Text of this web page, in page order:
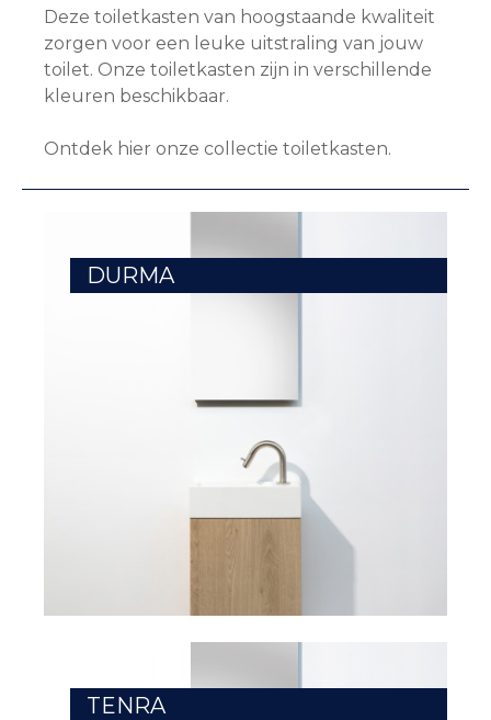
Deze toiletkasten van hoogstaande kwaliteit
zorgen voor een leuke uitstraling van jouw
toilet. Onze toiletkasten zijn in verschillende
kleuren beschikbaar.
Ontdek hier onze collectie toiletkasten.
DURMA
TENRA